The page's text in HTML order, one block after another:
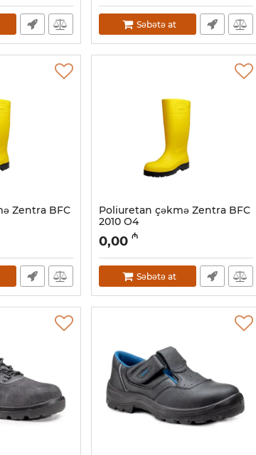
Səbətə at
Zentra BFC
Poliuretan çəkmə Zentra BFC
2010 O4
Artikul: 034001001
0,00 ₼
Səbətə at